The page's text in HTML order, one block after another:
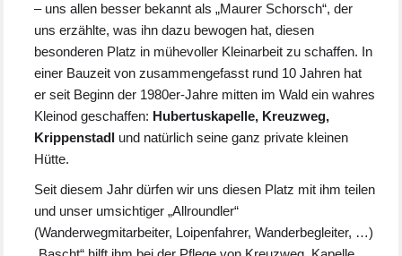
– uns allen besser bekannt als „Maurer Schorsch“, der
uns erzählte, was ihn dazu bewogen hat, diesen
besonderen Platz in mühevoller Kleinarbeit zu schaffen. In
einer Bauzeit von zusammengefasst rund 10 Jahren hat
er seit Beginn der 1980er-Jahre mitten im Wald ein wahres
Kleinod geschaffen: Hubertuskapelle, Kreuzweg,
Krippenstadl
und natürlich seine ganz private kleinen
Hütte.
Seit diesem Jahr dürfen wir uns diesen Platz mit ihm teilen
und unser umsichtiger „Allroundler“
(Wanderwegmitarbeiter, Loipenfahrer, Wanderbegleiter, …)